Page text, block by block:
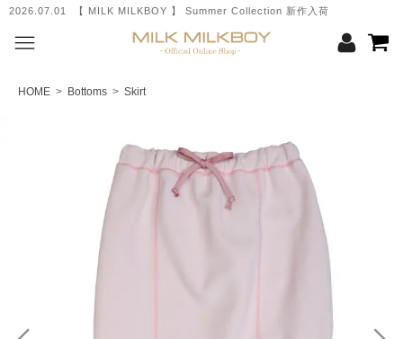
2026.07.01 【 MILK MILKBOY 】 Summer Collection 新作入荷
HOME > Bottoms > Skirt